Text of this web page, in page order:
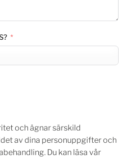
och ägnar särskild
av dina personuppgifter och
Du kan läsa vår